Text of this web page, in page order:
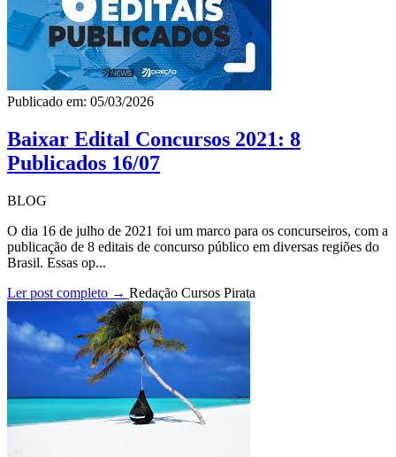
Publicado em: 05/03/2026
Baixar Edital Concursos 2021: 8
Publicados 16/07
BLOG
O dia 16 de julho de 2021 foi um marco para os concurseiros, com a
publicação de 8 editais de concurso público em diversas regiões do
Brasil. Essas op...
Ler post completo → Redação Cursos Pirata